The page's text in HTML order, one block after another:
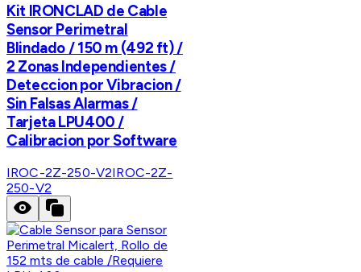
Kit IRONCLAD de Cable
Sensor Perimetral
Blindado / 150 m (492 ft) /
2 Zonas Independientes /
Deteccion por Vibracion /
Sin Falsas Alarmas /
Tarjeta LPU400 /
Calibracion por Software
IROC-2Z-250-V2IROC-2Z-
250-V2